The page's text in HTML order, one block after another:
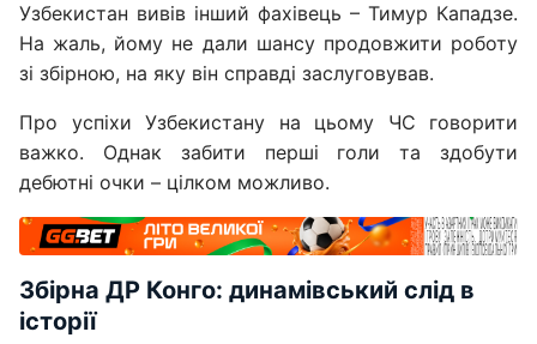
Узбекистан вивів інший фахівець – Тимур Кападзе.
На жаль, йому не дали шансу продовжити роботу
зі збірною, на яку він справді заслуговував.
Про успіхи Узбекистану на цьому ЧС говорити
важко. Однак забити перші голи та здобути
дебютні очки – цілком можливо.
Збірна ДР Конго: динамівський слід в
історії